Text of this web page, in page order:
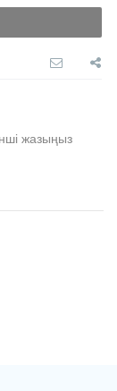
жазыңыз